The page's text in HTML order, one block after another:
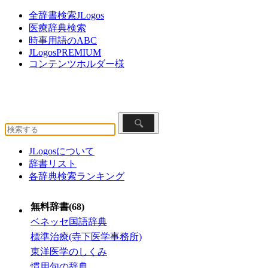
全辞書検索JLogos
医療辞典検索
時事用語のABC
JLogosPREMIUM
コンテンツホルダー様
JLogosについて
辞書リスト
各辞典検索ランキング
無料辞書(68)
ベネッセ国語辞典
標準治療(寺下医学事務所)
東洋医学のしくみ